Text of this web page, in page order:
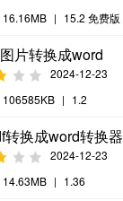
16.16MB | 15.2 免费版
片转换成word
2024-12-23
106585KB | 1.2
转换成word转换器
2024-12-23
14.63MB | 1.36